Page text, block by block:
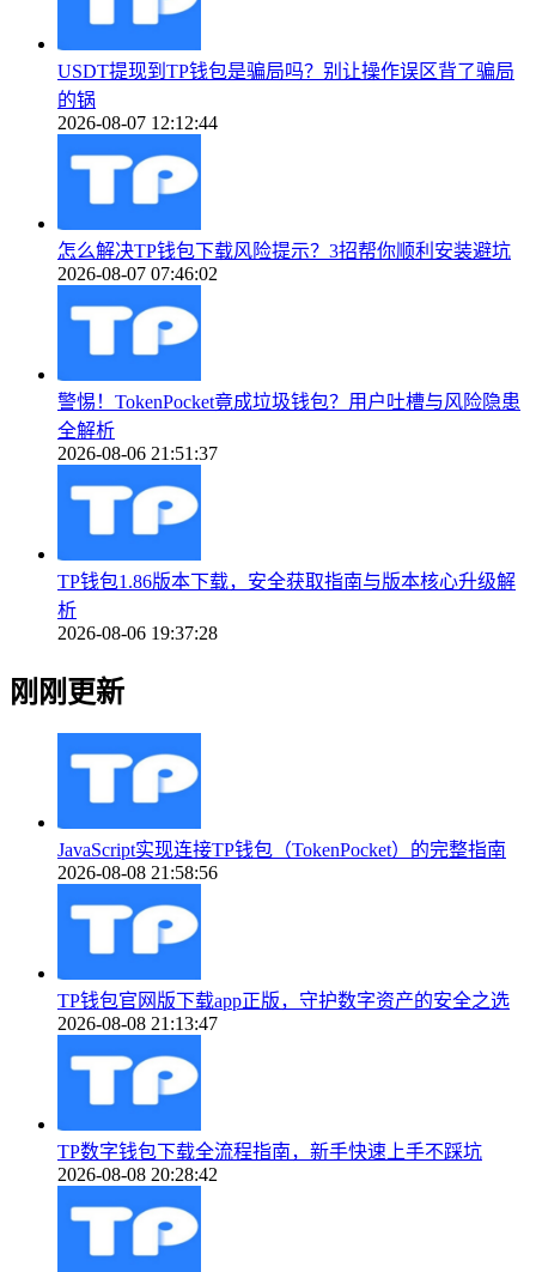
USDT提现到TP钱包是骗局吗？别让操作误区背了骗局
的锅
2026-08-07 12:12:44
怎么解决TP钱包下载风险提示？3招帮你顺利安装避坑
2026-08-07 07:46:02
警惕！TokenPocket竟成垃圾钱包？用户吐槽与风险隐患
全解析
2026-08-06 21:51:37
TP钱包1.86版本下载，安全获取指南与版本核心升级解
析
2026-08-06 19:37:28
刚刚更新
JavaScript实现连接TP钱包（TokenPocket）的完整指南
2026-08-08 21:58:56
TP钱包官网版下载app正版，守护数字资产的安全之选
2026-08-08 21:13:47
TP数字钱包下载全流程指南，新手快速上手不踩坑
2026-08-08 20:28:42